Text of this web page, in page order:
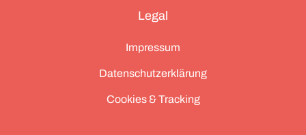
Legal
Impressum
Datenschutzerklärung
Cookies & Tracking